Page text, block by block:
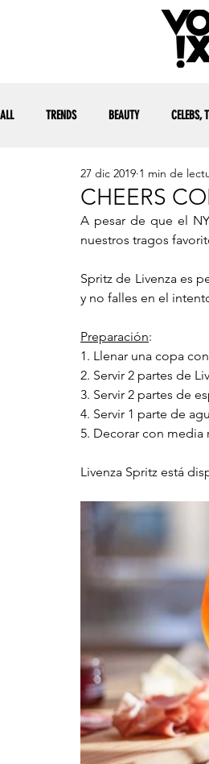
ALL TRENDS BEAUTY CELEBS,
CHEERS
27 dic 2019 1 min de
A pesar de que el
nuestros tragos
Spritz de Livenza es
y no falles en el
Preparación:
1. Llenar una copa
2. Servir 2 partes de
3. Servir 2 partes de
4. Servir 1 parte de
5. Decorar con media
Livenza Spritz está